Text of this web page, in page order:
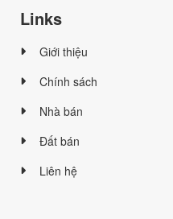
Links
Giới thiệu
Chính sách
Nhà bán
Đất bán
Liên hệ